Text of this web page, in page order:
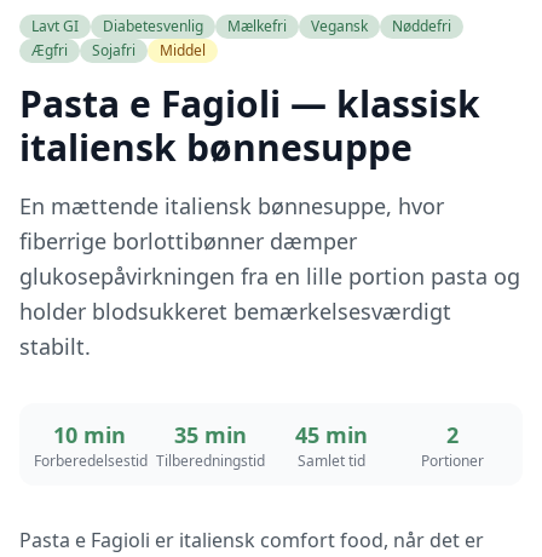
Lavt GI Diabetesvenlig Mælkefri Vegansk
Nøddefri
Ægfri
Sojafri Middel
Pasta e Fagioli — klassisk
italiensk bønnesuppe
En mættende italiensk bønnesuppe, hvor
fiberrige borlottibønner dæmper
glukosepåvirkningen fra en lille portion pasta og
holder blodsukkeret bemærkelsesværdigt
stabilt.
10 min
Forberedelsestid
35 min
Tilberedningstid
45 min
Samlet tid
2
Portioner
Pasta e Fagioli er italiensk comfort food, når det er